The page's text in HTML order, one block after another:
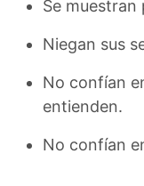
Se
Niegan sus
No confían
entienden.
No confían